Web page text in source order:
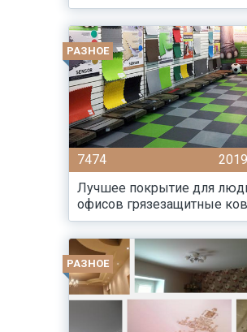
РАЗНОЕ
7474
Лучшее покрытие для
офисов грязезащитные
РАЗНОЕ